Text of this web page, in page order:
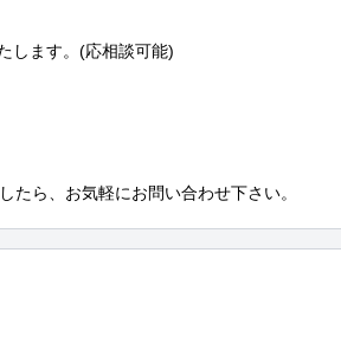
します。(応相談可能)
たら、お気軽にお問い合わせ下さい。